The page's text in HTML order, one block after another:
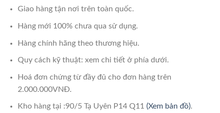
Giao hàng tận nơi trên toàn quốc.
Hàng mới 100% chưa qua sử dụng.
Hàng chính hãng theo thương hiệu.
Quy cách kỹ thuật: xem chi tiết ở phía dưới.
Hoá đơn chứng từ đầy đủ cho đơn hàng trên
2.000.000VNĐ.
Kho hàng tại :90/5 Tạ Uyên P14 Q11 (Xem bản đồ).